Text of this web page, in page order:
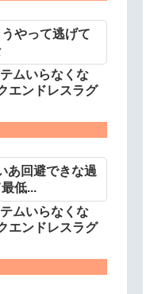
やって逃げて
ムいらなくな
エンドレスラグ
あ回避できな過
低...
ムいらなくな
エンドレスラグ